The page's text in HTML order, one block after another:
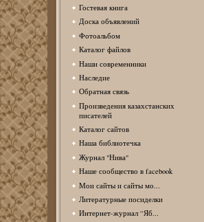
Гостевая книга
Доска объявлений
Фотоальбом
Каталог файлов
Наши современники
Наследие
Обратная связь
Произведения казахстанских
писателей
Каталог сайтов
Наша библиотечка
Журнал "Нива"
Наше сообщество в facebook
Мои сайты и сайты мо...
Литературные посиделки
Интернет-журнал “Яб...